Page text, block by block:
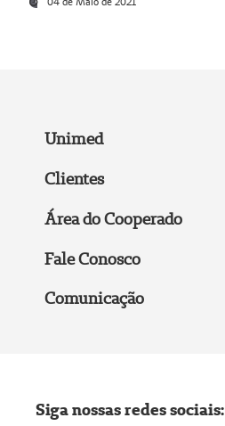
Unimed
Clientes
Área do Cooperado
Fale Conosco
Comunicação
Siga nossas redes sociais: